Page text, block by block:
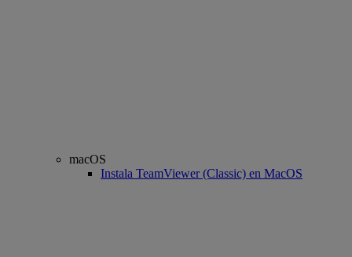
macOS
Instala TeamViewer (Classic) en MacOS